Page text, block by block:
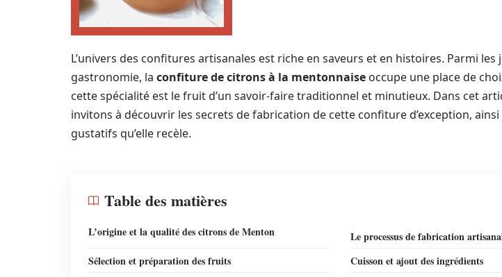
L’univers des confitures artisanales est riche en saveurs et en histoires. Parmi les
gastronomie, la confiture de citrons à la mentonnaise occupe une place de
cette spécialité est le fruit d’un savoir-faire traditionnel et minutieux. Dans cet
invitons à découvrir les secrets de fabrication de cette confiture d’exception,
gustatifs qu’elle recèle.
Table des matières
L’origine et la qualité des citrons de Menton
Le processus de fabrication
Sélection et préparation des fruits
Cuisson et ajout des ingrédients